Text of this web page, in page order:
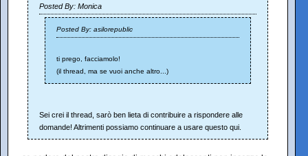
Posted By: Monica
Posted By: asilorepublic
ti prego, facciamolo!
(il thread, ma se vuoi anche altro...)
Sei crei il thread, sarò ben lieta di contribuire a rispondere alle
domande! Altrimenti possiamo continuare a usare questo qui.